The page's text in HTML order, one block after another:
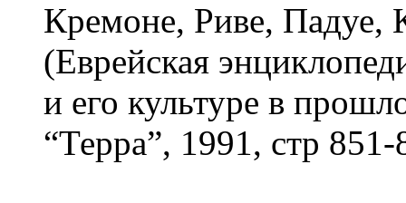
Кремоне, Риве, Падуе,
(Еврейская
и его культуре в
“Терра”, 1991, стр